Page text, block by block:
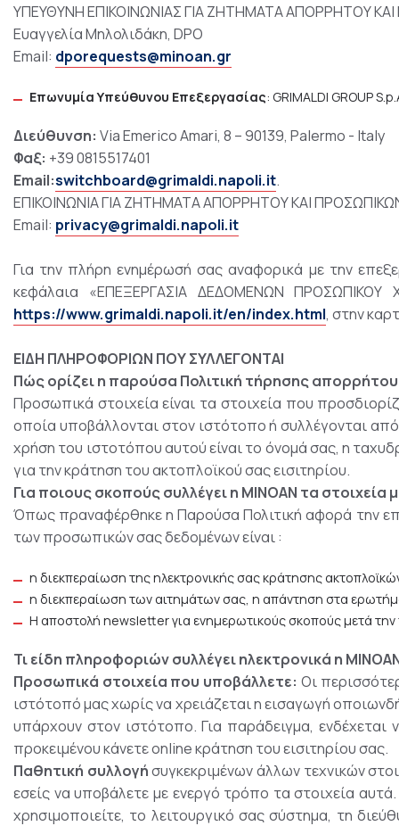
ΥΠΕΥΘΥΝΗ ΕΠΙΚΟΙΝΩΝΙΑΣ ΓΙΑ ΖΗΤΗΜΑΤΑ ΑΠΟΡΡΗΤΟΥ
Ευαγγελία Μηλολιδάκη, DPO
Email: dporequests@minoan.gr
Επωνυμία Υπεύθυνου Επεξεργασίας: GRIMALDI GROUP
Διεύθυνση: Via Emerico Amari, 8 – 90139, Palermo - Italy
Φαξ: +39 0815517401
Email:switchboard@grimaldi.napoli.it.
ΕΠΙΚΟΙΝΩΝΙΑ ΓΙΑ ΖΗΤΗΜΑΤΑ ΑΠΟΡΡΗΤΟΥ ΚΑΙ
Email: privacy@grimaldi.napoli.it
Για την πλήρη ενημέρωσή σας αναφορικά με την
κεφάλαια «ΕΠΕΞΕΡΓΑΣΙΑ ΔΕΔΟΜΕΝΩΝ ΠΡΟΣΩΠΙΚΟΥ
https://www.grimaldi.napoli.it/en/index.html, στην
ΕΙΔΗ ΠΛΗΡΟΦΟΡΙΩΝ ΠΟΥ ΣΥΛΛΕΓΟΝΤΑΙ
Πώς ορίζει η παρούσα Πολιτική τήρησης
Προσωπικά στοιχεία είναι τα στοιχεία που
οποία υποβάλλονται στον ιστότοπο ή συλλέγονται
χρήση του ιστοτόπου αυτού είναι το όνομά σας, η
για την κράτηση του ακτοπλοϊκού σας εισιτηρίου.
Για ποιους σκοπούς συλλέγει η ΜΙΝΟΑΝ τα στοιχεία
Όπως πραναφέρθηκε η Παρούσα Πολιτική αφορά την
των προσωπικών σας δεδομένων είναι :
η διεκπεραίωση της ηλεκτρονικής σας κράτησης
η διεκπεραίωση των αιτημάτων σας, η απάντηση στα
Η αποστολή newsletter για ενημερωτικούς σκοπούς μετά
Τι είδη πληροφοριών συλλέγει ηλεκτρονικά η
Προσωπικά στοιχεία που υποβάλλετε: Οι
ιστότοπό μας χωρίς να χρειάζεται η εισαγωγή
υπάρχουν στον ιστότοπο. Για παράδειγμα,
προκειμένου κάνετε online κράτηση του εισιτηρίου σας.
Παθητική συλλογήσυγκεκριμένων άλλων τεχνικών
εσείς να υποβάλετε με ενεργό τρόπο τα στοιχεία
χρησιμοποιείτε, το λειτουργικό σας σύστημα, τη